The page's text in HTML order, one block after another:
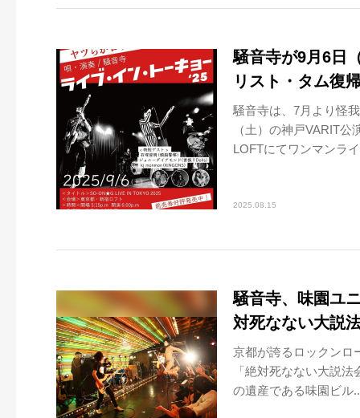
騒音寺が9月6日
リスト・タム復
騒音寺は、7月より怪
（土）の神戸VARIT
LOFTにてワンマンラ
2025.08.15
騒音寺、味園ユ
対死なない大説
京都が誇るロックンロ
「絶対死なない大説
の遺産である味園ビル